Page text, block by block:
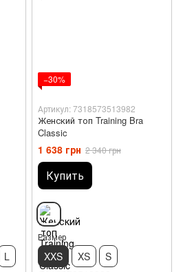
L
−30%
Артикул: 7318573513982
Женский топ Training Bra
Classic
1 638 грн 2 340 грн
Купить
Размер
XXS XS S